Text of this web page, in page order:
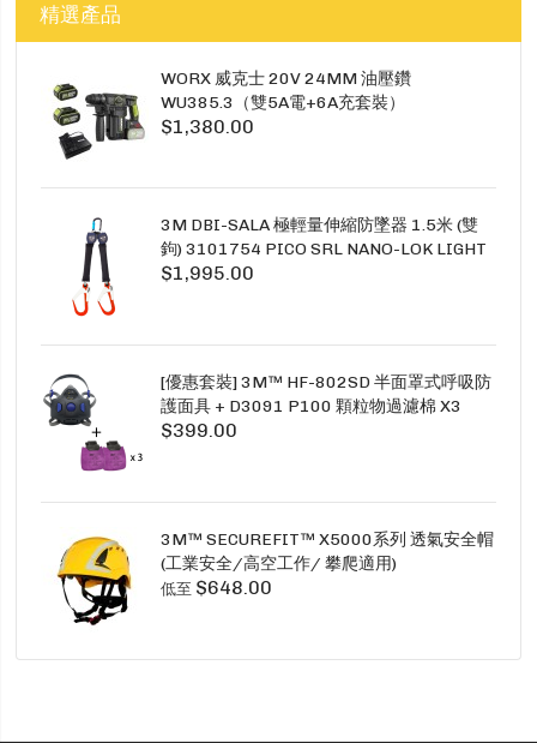
精選產品
WORX 威克士 20V 24MM 油壓鑽
WU385.3（雙5A電+6A充套裝）
$1,380.00
3M DBI-SALA 極輕量伸縮防墜器 1.5米 (雙
鉤) 3101754 PICO SRL NANO-LOK LIGHT
1.5M TWINS
$1,995.00
[優惠套裝] 3M™ HF-802SD 半面罩式呼吸防
護面具 + D3091 P100 顆粒物過濾棉 X3
SECURE CLICK HF-802SD HF-800SD 系列
$399.00
3M™ SECUREFIT™ X5000系列 透氣安全帽
(工業安全/高空工作/ 攀爬適用)
低至 $648.00